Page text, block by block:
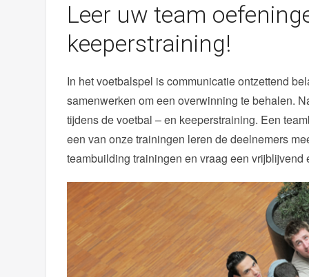
Leer uw team
keeperstraining!
In het voetbalspel is communicatie ontzettend
samenwerken om een overwinning te behalen.
tijdens de voetbal – en keeperstraining. Een
een van onze trainingen leren de deelnemers
teambuilding trainingen en vraag een